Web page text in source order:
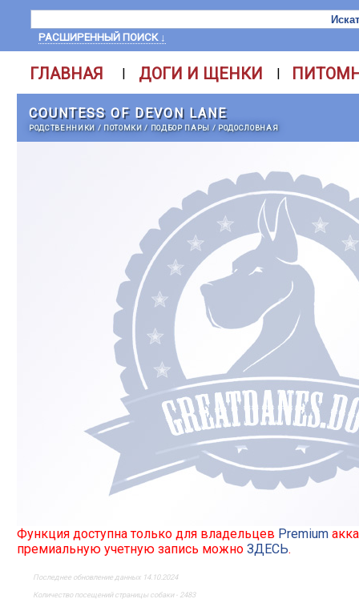
РАСШИРЕННЫЙ ПОИСК ↓
ГЛАВНАЯ | ДОГИ И ЩЕНКИ |
COUNTESS OF DEVON LANE
РОДСТВЕННИКИ / ПОТОМКИ/ ПОДБОР ПАРЫ / РОДОСЛОВНАЯ
Функция доступна только для владельцев Premium
премиальную учетную запись можно ЗДЕСЬ.
Последнее обновление данных 14.10.2024
Количество посещений страницы собаки - 2483